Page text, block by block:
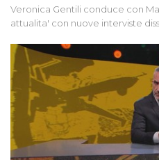
Veronica Gentili conduce con
attualita' con nuove interviste